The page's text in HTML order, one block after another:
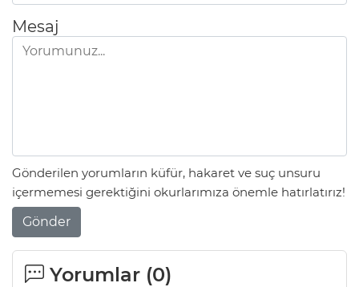
Mesaj
Gönderilen yorumların küfür, hakaret ve suç unsuru
içermemesi gerektiğini okurlarımıza önemle hatırlatırız!
Gönder
Yorumlar (0)